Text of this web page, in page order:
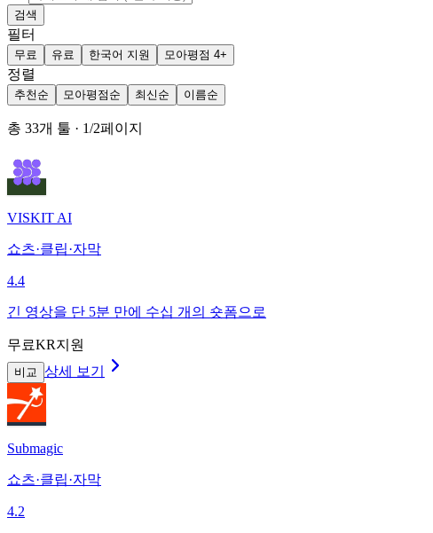
검색
필터
무료 유료 한국어 지원 모아평점 4+
정렬
추천순 모아평점순 최신순 이름순
총 33개 툴 · 1/2페이지
VISKIT AI
쇼츠·클립·자막
4.4
긴 영상을 단 5분 만에 수십 개의 숏폼으로
무료KR지원
비교 상세 보기
Submagic
쇼츠·클립·자막
4.2